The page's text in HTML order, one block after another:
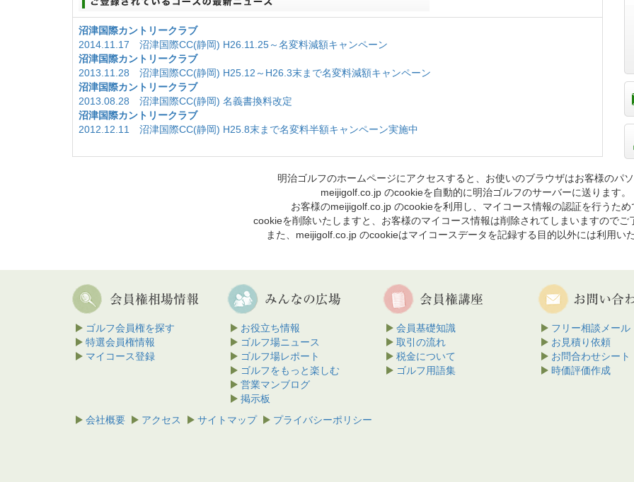
沼津国際カントリークラブ
2014.11.17 沼津国際CC(静岡) H26.11.25～名変料減額キャンペーン
沼津国際カントリークラブ
2013.11.28 沼津国際CC(静岡) H25.12～H26.3末まで名変料減額キャンペーン
沼津国際カントリークラブ
2013.08.28 沼津国際CC(静岡) 名義書換料改定
沼津国際カントリークラブ
2012.12.11 沼津国際CC(静岡) H25.8末まで名変料半額キャンペーン実施中
明治ゴルフのホームページにアクセスすると、お使いのブラウザはお客様のパ
meijigolf.co.jp のcookieを自動的に明治ゴルフのサーバーに送ります。
お客様のmeijigolf.co.jp のcookieを利用し、マイコース情報の認証を行うため
cookieを削除いたしますと、お客様のマイコース情報は削除されてしまいますのでご
また、meijigolf.co.jp のcookieはマイコースデータを記録する目的以外には利用い
ゴルフ会員権を探す
特選会員権情報
マイコース登録
お役立ち情報
ゴルフ場ニュース
ゴルフ場レポート
ゴルフをもっと楽しむ
営業マンブログ
掲示板
会員基礎知識
取引の流れ
税金について
ゴルフ用語集
フリー相談メール
お見積り依頼
お問合わせシート
時価評価作成
会社概要 アクセス サイトマップ プライバシーポリシー